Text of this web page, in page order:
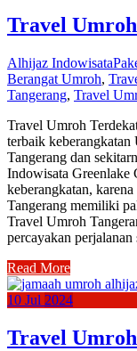
Travel
Alhijaz Indowisata
Berangat Umroh,
Tangerang, Travel
Travel Umroh
terbaik
Tangerang dan
Indowisata Greenlake
keberangkatan,
Tangerang memiliki
Travel Umroh
percayakan
Read More
10 Jul 2024
Travel